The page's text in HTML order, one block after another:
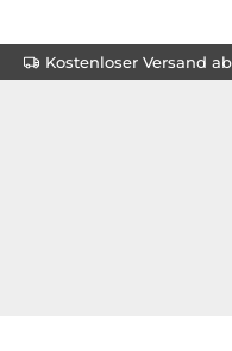
Kostenloser Versand